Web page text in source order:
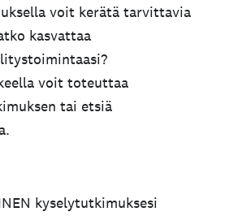
voit kerätä tarvittavia
kasvattaa
voit toteuttaa
tai etsiä
kyselytutkimuksesi